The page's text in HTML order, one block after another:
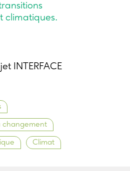
climatiques.
INTERFACE
changement
Climat